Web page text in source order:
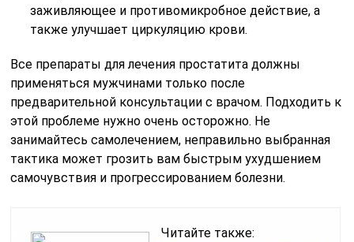
заживляющее и противомикробное действие, а
также улучшает циркуляцию крови.
Все препараты для лечения простатита должны
применяться мужчинами только после
предварительной консультации с врачом. Подходить к
этой проблеме нужно очень осторожно. Не
занимайтесь самолечением, неправильно выбранная
тактика может грозить вам быстрым ухудшением
самочувствия и прогрессированием болезни.
Читайте также: